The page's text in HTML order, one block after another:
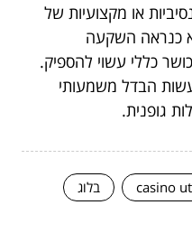
או מקצועיות של
כנראה השקעה
כללי עשוי להספיק.
הבדל משמעותי
גופנית.
casino
בלוג